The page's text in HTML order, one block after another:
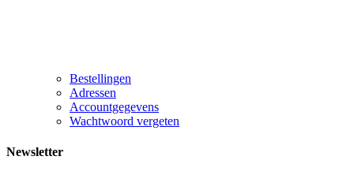
Bestellingen
Adressen
Accountgegevens
Wachtwoord vergeten
Newsletter